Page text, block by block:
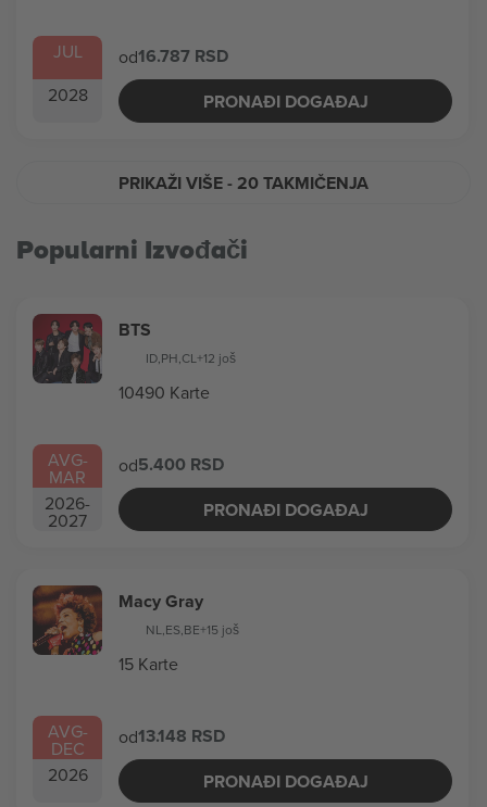
JUL
2028
od16.787 RSD
PRONAĐI DOGAĐAJ
PRIKAŽI VIŠE- 20 TAKMIČENJA
Popularni Izvođači
AVG-
MAR
2026-
2027
BTS
ID,PH,CL+12 još
10490 Karte
od5.400 RSD
PRONAĐI DOGAĐAJ
AVG-
DEC
2026
Macy Gray
NL,ES,BE+15 još
15 Karte
od13.148 RSD
PRONAĐI DOGAĐAJ